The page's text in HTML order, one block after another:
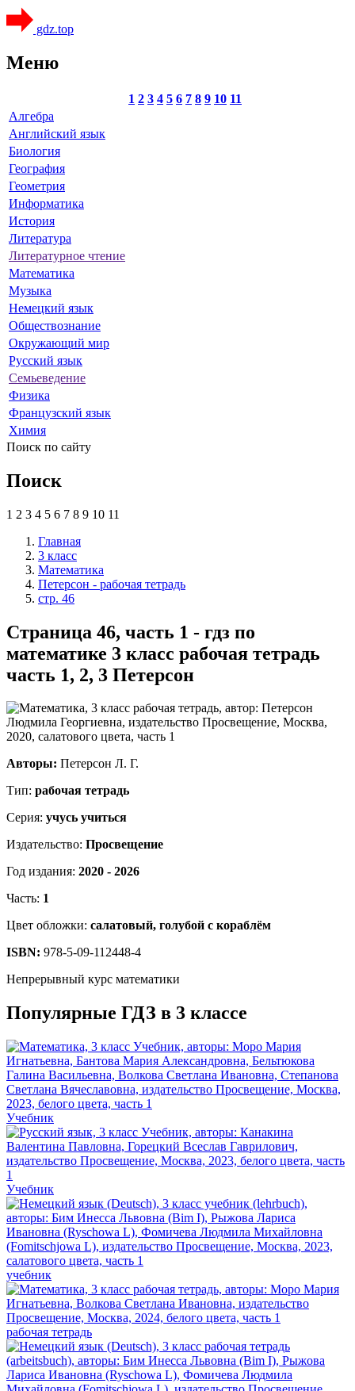
gdz.top
Меню
1 2 3 4 5 6 7 8 9 10 11
Алгебра
Английский язык
Биология
География
Геометрия
Информатика
История
Литература
Литературное чтение
Математика
Музыка
Немецкий язык
Обществознание
Окружающий мир
Русский язык
Семьеведение
Физика
Французский язык
Химия
Поиск по сайту
Поиск
1 2 3 4 5 6 7 8 9 10 11
Главная
3 класс
Математика
Петерсон - рабочая тетрадь
стр. 46
Страница 46, часть 1 - гдз по
математике 3 класс рабочая тетрадь
часть 1, 2, 3 Петерсон
Авторы: Петерсон Л. Г.
Тип: рабочая тетрадь
Серия: учусь учиться
Издательство: Просвещение
Год издания: 2020 - 2026
Часть: 1
Цвет обложки: салатовый, голубой с кораблём
ISBN: 978-5-09-112448-4
Непрерывный курс математики
Популярные ГДЗ в 3 классе
Учебник
Учебник
учебник
рабочая тетрадь